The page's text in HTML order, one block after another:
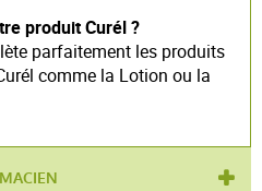
produit Curél ?
parfaitement les produits
comme la Lotion ou la